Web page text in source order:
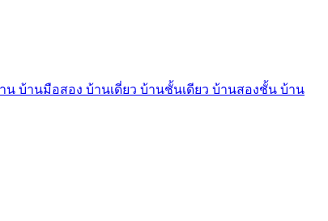
บ้านมือสอง บ้านเดี่ยว บ้านชั้นเดียว บ้านสองชั้น บ้าน